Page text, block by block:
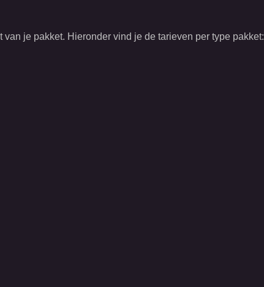
je pakket. Hieronder vind je de tarieven per type pakket: